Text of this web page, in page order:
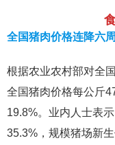
全国猪肉价格连降六
根据农业农村部对全
全国猪肉价格每公斤
19.8%。业内人士表
35.3%，规模猪场新